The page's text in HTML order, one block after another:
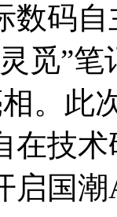
数码
觅”笔
相。
在技
开启国